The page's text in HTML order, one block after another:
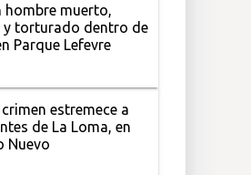
hombre muerto,
y torturado dentro de
Parque Lefevre
estremece a
de La Loma, en
Nuevo